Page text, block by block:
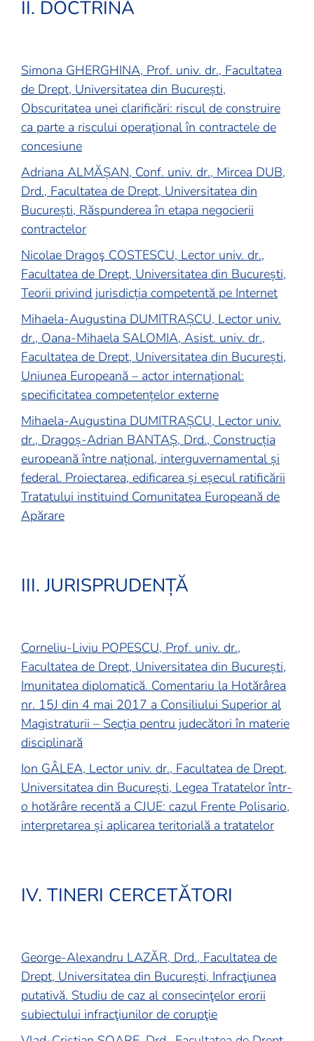
II. DOCTRINĂ
Simona GHERGHINA, Prof. univ. dr., Facultatea
de Drept, Universitatea din București,
Obscuritatea unei clarificări: riscul de construire
ca parte a riscului operațional în contractele de
concesiune
Adriana ALMĂȘAN, Conf. univ. dr., Mircea DUB,
Drd., Facultatea de Drept, Universitatea din
București, Răspunderea în etapa negocierii
contractelor
Nicolae Dragoş COSTESCU, Lector univ. dr.,
Facultatea de Drept, Universitatea din București,
Teorii privind jurisdicția competentă pe Internet
Mihaela-Augustina DUMITRAȘCU, Lector univ.
dr., Oana-Mihaela SALOMIA, Asist. univ. dr.,
Facultatea de Drept, Universitatea din București,
Uniunea Europeană – actor internațional:
specificitatea competențelor externe
Mihaela-Augustina DUMITRAȘCU, Lector univ.
dr., Dragoș-Adrian BANTAȘ, Drd., Construcția
europeană între național, interguvernamental și
federal. Proiectarea, edificarea și eșecul ratificării
Tratatului instituind Comunitatea Europeană de
Apărare
III. JURISPRUDENȚĂ
Corneliu-Liviu POPESCU, Prof. univ. dr.,
Facultatea de Drept, Universitatea din București,
Imunitatea diplomatică. Comentariu la Hotărârea
nr. 15J din 4 mai 2017 a Consiliului Superior al
Magistraturii – Secția pentru judecători în materie
disciplinară
Ion GÂLEA, Lector univ. dr., Facultatea de Drept,
Universitatea din București, Legea Tratatelor într-
o hotărâre recentă a CJUE: cazul Frente Polisario,
interpretarea și aplicarea teritorială a tratatelor
IV. TINERI CERCETĂTORI
George-Alexandru LAZĂR, Drd., Facultatea de
Drept, Universitatea din București, Infracţiunea
putativă. Studiu de caz al consecinţelor erorii
subiectului infracţiunilor de corupţie